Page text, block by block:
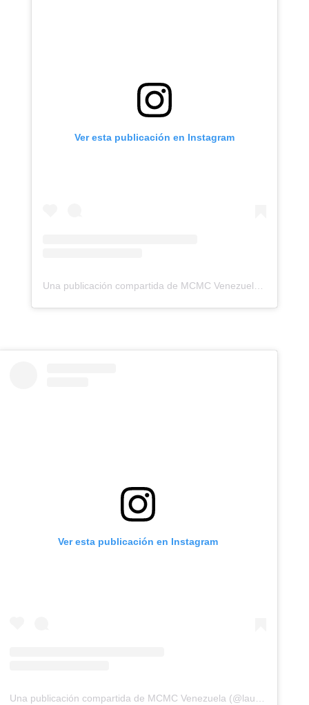
Ver esta publicación en Instagram
Ver esta publicación en Instagram
Una publicación compartida de MCMC Venezuela (@laudatosivzla)